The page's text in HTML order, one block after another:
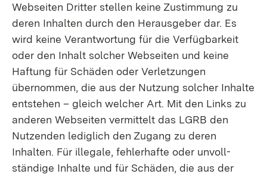
Webseiten Dritter stellen keine Zustimmung zu
deren Inhalten durch den Herausgeber dar. Es
wird keine Ver­antwortung für die Ver­füg­barkeit
oder den Inhalt solcher Webseiten und keine
Haftung für Schäden oder Ver­letzungen
übernommen, die aus der Nutzung solcher Inhalte
entstehen – gleich welcher Art. Mit den Links zu
anderen Webseiten vermittelt das LGRB den
Nutzenden lediglich den Zugang zu deren
Inhalten. Für illegale, fehler­hafte oder unvoll­
ständige Inhalte und für Schäden, die aus der